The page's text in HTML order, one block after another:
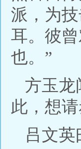
派，为
耳。彼
也。”
方玉龙
此，想
吕文